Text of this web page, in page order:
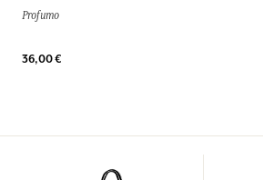
Profumo
36,00 €